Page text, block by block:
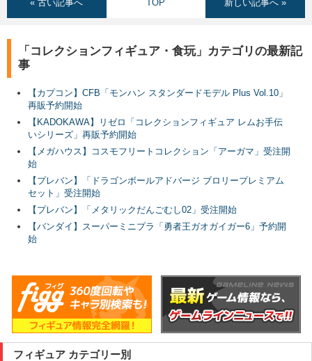
« 古い記事へ TOP 新しい記事へ »
「コレクションフィギュア・食玩」カテゴリの最新記
事
【カプコン】CFB「モンハン スタンダードモデル Plus Vol.10」
再販予約開始
【KADOKAWA】リゼロ「コレクションフィギュア レムお手伝
いシリーズ」再販予約開始
【メガハウス】コスモフリートコレクション「アーガマ」受注開
始
【プレバン】「ドラゴンボールアドバージ ブロリープレミアム
セット」受注開始
【プレバン】「メタリックだんごむし02」受注開始
【バンダイ】スーパーミニプラ「勇者王ガオガイガー6」予約開
始
フィギュア カテゴリー別